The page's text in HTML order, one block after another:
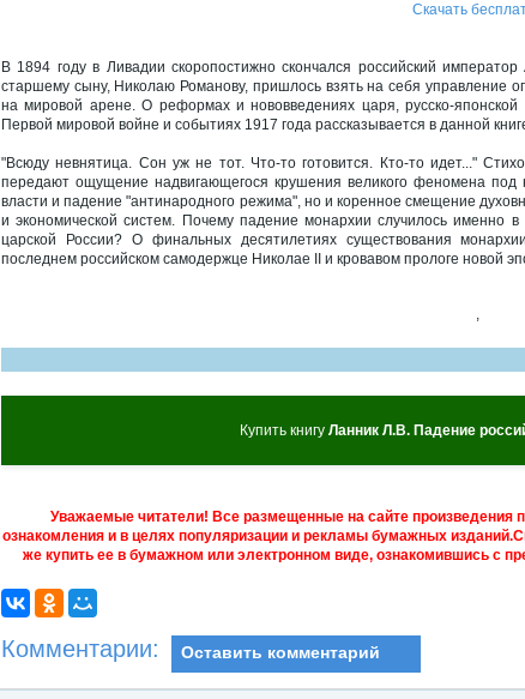
Скачать
В 1894 году в Ливадии скоропостижно скончался российский
старшему сыну, Николаю Романову, пришлось взять на себя управление
на мировой арене. О реформах и нововведениях царя, русско-
Первой мировой войне и событиях 1917 года рассказывается в данной
"Всюду невнятица. Сон уж не тот. Что-то готовится. Кто-то идет..."
передают ощущение надвигающегося крушения великого феномена под
власти и падение "антинародного режима", но и коренное смещение
и экономической систем. Почему падение монархии случилось именно
царской России? О финальных десятилетиях существования
последнем российском самодержце Николае II и кровавом прологе новой
,
Купить книгу Ланник Л.В. Падение
Уважаемые читатели! Все размещенные на сайте произведения
ознакомления и в целях популяризации и рекламы бумажных
же купить ее в бумажном или электронном виде, ознакомившись с
Комментарии: Оставить комментарий